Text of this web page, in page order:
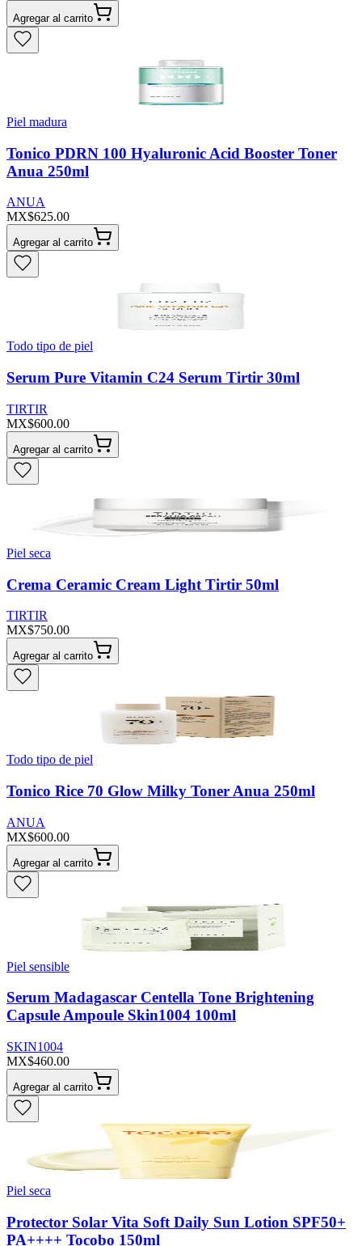
Agregar al carrito
Piel madura
Tonico PDRN 100 Hyaluronic Acid Booster Toner
Anua 250ml
ANUA
MX$625.00
Agregar al carrito
Todo tipo de piel
Serum Pure Vitamin C24 Serum Tirtir 30ml
TIRTIR
MX$600.00
Agregar al carrito
Piel seca
Crema Ceramic Cream Light Tirtir 50ml
TIRTIR
MX$750.00
Agregar al carrito
Todo tipo de piel
Tonico Rice 70 Glow Milky Toner Anua 250ml
ANUA
MX$600.00
Agregar al carrito
Piel sensible
Serum Madagascar Centella Tone Brightening
Capsule Ampoule Skin1004 100ml
SKIN1004
MX$460.00
Agregar al carrito
Piel seca
Protector Solar Vita Soft Daily Sun Lotion SPF50+
PA++++ Tocobo 150ml